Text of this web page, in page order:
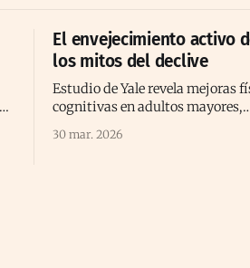
El envejecimiento activo
los mitos del declive
Estudio de Yale revela mejoras
cognitivas en adultos mayores,
envejecimiento activo positivo.
30 mar. 2026